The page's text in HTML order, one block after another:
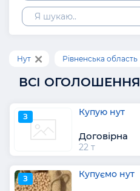
Нут Рівненська область
ВСІ ОГОЛОШЕННЯ
З Купую нут
Договірна
22 т
З Купуємо нут